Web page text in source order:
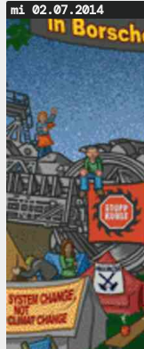
mi 02.07.2014